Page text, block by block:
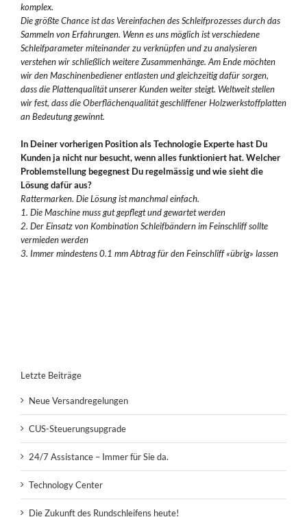
komplex.
Die größte Chance ist das Vereinfachen des Schleifprozesses durch das
Sammeln von Erfahrungen. Wenn es uns möglich ist verschiedene
Schleifparameter miteinander zu verknüpfen und zu analysieren
verstehen wir schließlich weitere Zusammenhänge. Am Ende möchten
wir den Maschinenbediener entlasten und gleichzeitig dafür sorgen,
dass die Plattenqualität unserer Kunden weiter steigt. Weltweit stellen
wir fest, dass die Oberflächenqualität geschliffener Holzwerkstoffplatten
an Bedeutung gewinnt.
In Deiner vorherigen Position als Technologie Experte hast Du
Kunden ja nicht nur besucht, wenn alles funktioniert hat. Welcher
Problemstellung begegnest Du regelmässig und wie sieht die
Lösung dafür aus?
Rattermarken. Die Lösung ist manchmal einfach.
1. Die Maschine muss gut gepflegt und gewartet werden
2. Der Einsatz von Kombination Schleifbändern im Feinschliff sollte
vermieden werden
3. Immer mindestens 0.1 mm Abtrag für den Feinschliff «übrig» lassen
Letzte Beiträge
Neue Versandregelungen
CUS-Steuerungsupgrade
24/7 Assistance – Immer für Sie da.
Technology Center
Die Zukunft des Rundschleifens heute!